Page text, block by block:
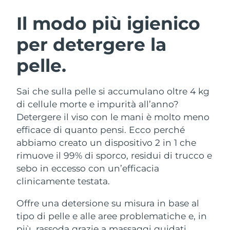
Il modo più igienico
per detergere la
pelle.
Sai che sulla pelle si accumulano oltre 4 kg
di cellule morte e impurità all’anno?
Detergere il viso con le mani è molto meno
efficace di quanto pensi. Ecco perché
abbiamo creato un dispositivo 2 in 1 che
rimuove il 99% di sporco, residui di trucco e
sebo in eccesso con un’efficacia
clinicamente testata.
Offre una detersione su misura in base al
tipo di pelle e alle aree problematiche e, in
Detersione viso
Anti-aging massage
LUNA™ 4 Plus
Massage, LED heating
LUNA™ 4 Men
Microcurrent toning
BEAR™ 2 go
Microcurrent toning on-the-go
BEAR™ 2 eyes & lips
Idratazione
UFO™ 3 pacchetto
Deep facial hydration
Near-infrared and red light therapy
device
Igiene orale
issa™ 4
Hybrid silicone sonic toothbrush
Smart hybrid silicone sonic toothbrush
TRATTAMENTI ANTI-AGE FAQ™
Anti-age Trattamenti LED
Austria Consegna stimata
Bahrein Consegna stimata
Belgio
Bermuda Consegna stimata 8/16/26
Bosnia ed
Erzegovina
Consegna stimata8/13/26
Brunei Consegna stimata 8/15/26
Bulgaria Consegna stimata
Cile Consegna stimata 8/14/26